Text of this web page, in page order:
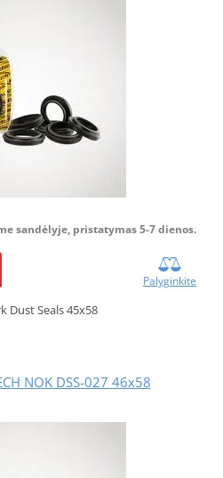
sandėlyje, pristatymas 5-7 dienos.
Palyginkite
Dust Seals 45x58
NOK DSS-027 46x58